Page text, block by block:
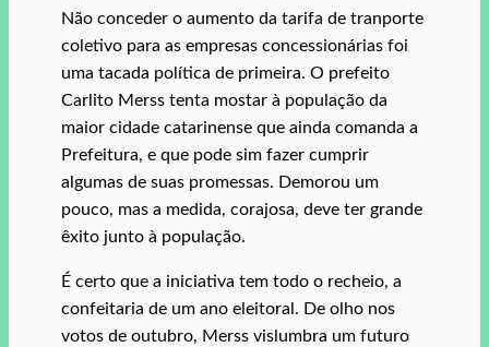
Não conceder o aumento da tarifa de tranporte
coletivo para as empresas concessionárias foi
uma tacada política de primeira. O prefeito
Carlito Merss tenta mostar à população da
maior cidade catarinense que ainda comanda a
Prefeitura, e que pode sim fazer cumprir
algumas de suas promessas. Demorou um
pouco, mas a medida, corajosa, deve ter grande
êxito junto à população.
É certo que a iniciativa tem todo o recheio, a
confeitaria de um ano eleitoral. De olho nos
votos de outubro, Merss vislumbra um futuro